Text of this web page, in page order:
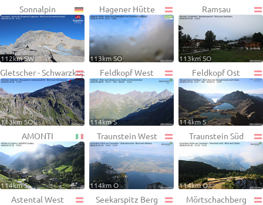
Sonnalpin
112km SW
Hagener Hütte
113km SO
Ramsau
113km SO
Gletscher - Schwarzkopf
113km SO
Feldkopf West
114km S
Feldkopf Ost
114km S
AMONTI
114km S
Traunstein West
114km O
Traunstein Süd
114km O
Astental West Seekarspitz Berg Mörtschachberg